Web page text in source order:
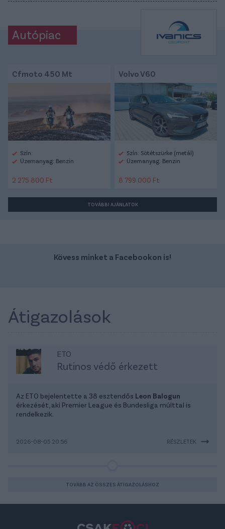
Autópiac
Cfmoto 450 Mt
Szín:
Üzemanyag: Benzin
2 275 800 Ft
Volvo V60
Szín: Sötétszürke (metál)
Üzemanyag: Benzin
8 799 000 Ft
TOVÁBBI AJÁNLATOK
Kövess minket a Facebookon is!
Átigazolások
ETO
Rutinos védő érkezett
Az ETO bejelentette a 38 esztendős Leon Balogun
érkezését, aki Premier League és Bundesliga múlttal is
rendelkezik.
2026-08-05 20:56 RÉSZLETEK
TOVÁBB AZ ÖSSZES ÁTIGAZOLÁSHOZ